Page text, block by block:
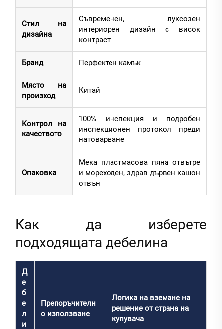
Стил на
дизайна
Съвременен, луксозен
интериорен дизайн с висок
контраст
Бранд Перфектен камък
Място на
произход
Китай
Контрол на
качеството
100% инспекция и подробен
инспекционен протокол преди
натоварване
Опаковка
Мека пластмасова пяна отвътре
и мореходен, здрав дървен кашон
отвън
Как да изберете
подходящата дебелина
Д
е
б
е
л
и
Препоръчителн
о използване
Логика на вземане на
решение от страна на
купувача